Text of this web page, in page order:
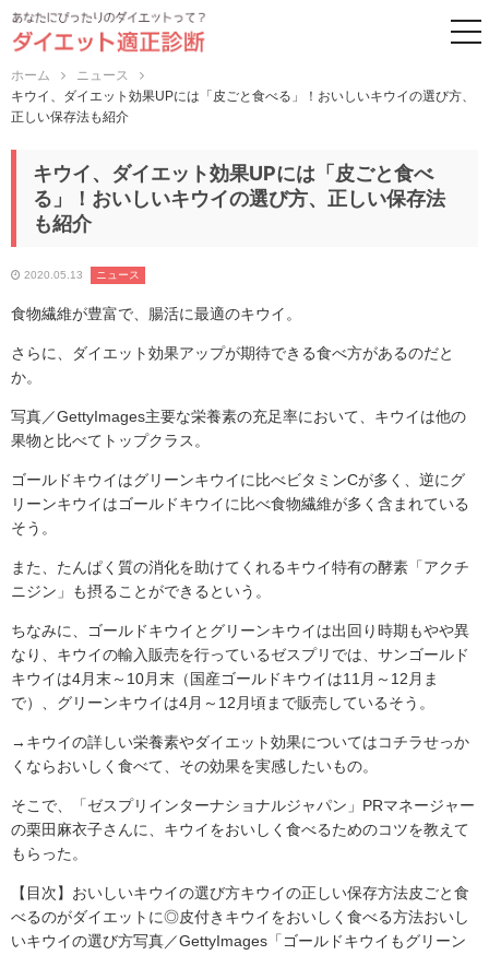
ホーム
ニュース
キウイ、ダイエット効果UPには「皮ごと食べる」！おいしいキウイの選び方、
正しい保存法も紹介
キウイ、ダイエット効果UPには「皮ごと食べ
る」！おいしいキウイの選び方、正しい保存法
も紹介
2020.05.13 ニュース
食物繊維が豊富で、腸活に最適のキウイ。
さらに、ダイエット効果アップが期待できる食べ方があるのだと
か。
写真／GettyImages主要な栄養素の充足率において、キウイは他の
果物と比べてトップクラス。
ゴールドキウイはグリーンキウイに比べビタミンCが多く、逆にグ
リーンキウイはゴールドキウイに比べ食物繊維が多く含まれている
そう。
また、たんぱく質の消化を助けてくれるキウイ特有の酵素「アクチ
ニジン」も摂ることができるという。
ちなみに、ゴールドキウイとグリーンキウイは出回り時期もやや異
なり、キウイの輸入販売を行っているゼスプリでは、サンゴールド
キウイは4月末～10月末（国産ゴールドキウイは11月～12月ま
で）、グリーンキウイは4月～12月頃まで販売しているそう。
→キウイの詳しい栄養素やダイエット効果についてはコチラせっか
くならおいしく食べて、その効果を実感したいもの。
そこで、「ゼスプリインターナショナルジャパン」PRマネージャー
の栗田麻衣子さんに、キウイをおいしく食べるためのコツを教えて
もらった。
【目次】おいしいキウイの選び方キウイの正しい保存方法皮ごと食
べるのがダイエットに◎皮付きキウイをおいしく食べる方法おいし
いキウイの選び方写真／GettyImages「ゴールドキウイもグリーン